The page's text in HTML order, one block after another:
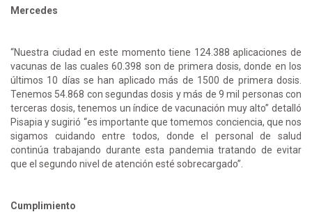
Mercedes
“Nuestra ciudad en este momento tiene 124.388 aplicaciones de
vacunas de las cuales 60.398 son de primera dosis, donde en los
últimos 10 días se han aplicado más de 1500 de primera dosis.
Tenemos 54.868 con segundas dosis y más de 9 mil personas con
terceras dosis, tenemos un índice de vacunación muy alto” detalló
Pisapia y sugirió “es importante que tomemos conciencia, que nos
sigamos cuidando entre todos, donde el personal de salud
continúa trabajando durante esta pandemia tratando de evitar
que el segundo nivel de atención esté sobrecargado”.
Cumplimiento